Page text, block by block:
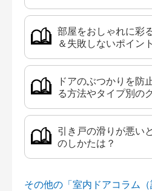
部屋をおしゃれに彩
＆失敗しないポイント
ドアのぶつかりを
る方法やタイプ別の
引き戸の滑りが悪い
のしかたは？
その他の「室内ドアコラム